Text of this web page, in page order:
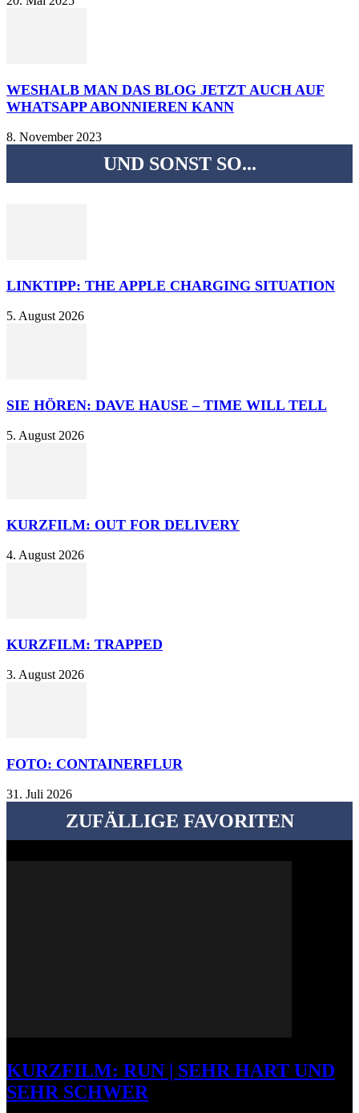
WESHALB MAN DAS BLOG JETZT AUCH AUF
WHATSAPP ABONNIEREN KANN
8. November 2023
UND SONST SO...
LINKTIPP: THE APPLE CHARGING SITUATION
5. August 2026
SIE HÖREN: DAVE HAUSE – TIME WILL TELL
5. August 2026
KURZFILM: OUT FOR DELIVERY
4. August 2026
KURZFILM: TRAPPED
3. August 2026
FOTO: CONTAINERFLUR
31. Juli 2026
ZUFÄLLIGE FAVORITEN
KURZFILM: RUN | SEHR HART UND
SEHR SCHWER